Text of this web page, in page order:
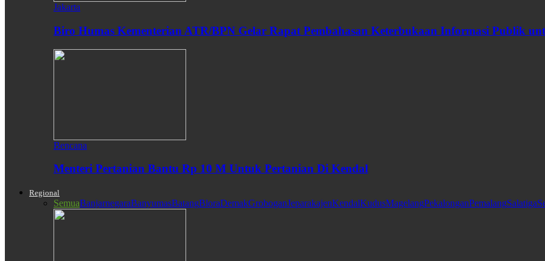
Jakarta
Biro Humas Kementerian ATR/BPN Gelar Rapat Pembahasan Keterbukaan Informasi Publik
Bencana
Menteri Pertanian Bantu Rp 10 M Untuk Pertanian Di Kendal
Regional
SemuaBanjarnegaraBanyumasBatangBloraDemakGroboganJeparakajenKendalKudusMagelangPekalonganPemalangSalatiga